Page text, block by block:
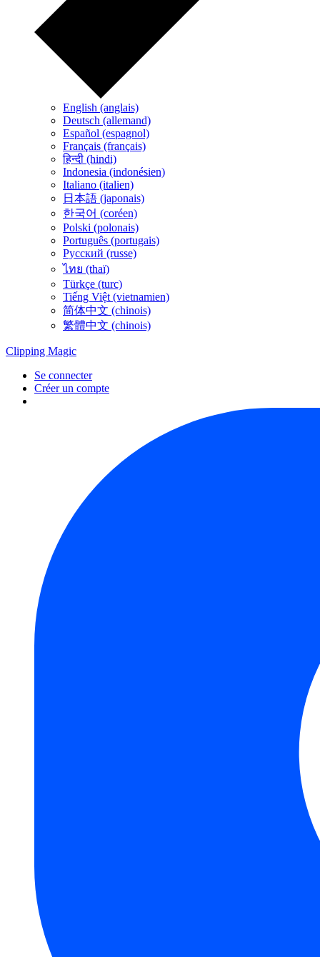
English (anglais)
Deutsch (allemand)
Español (espagnol)
Français (français)
हिन्दी (hindi)
Indonesia (indonésien)
Italiano (italien)
日本語 (japonais)
한국어 (coréen)
Polski (polonais)
Português (portugais)
Русский (russe)
ไทย (thaï)
Türkçe (turc)
Tiếng Việt (vietnamien)
简体中文 (chinois)
繁體中文 (chinois)
Clipping Magic
Se connecter
Créer un compte